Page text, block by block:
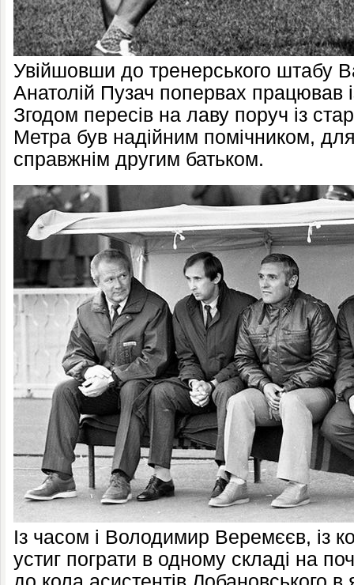
Увійшовши до тренерського штабу
Анатолій Пузач попервах
Згодом пересів на лаву поруч із
Метра був надійним помічником, для
справжнім другим батьком.
Із часом і Володимир Веремєєв, із
устиг пограти в одному складі на